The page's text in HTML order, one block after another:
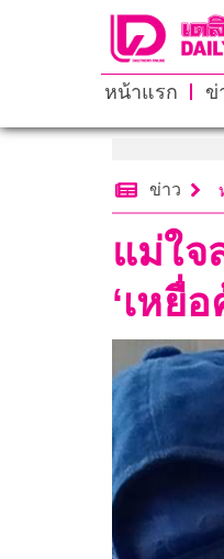
หน้าแรก ข่
ข่าว
แม่ใจ
‘เหยื่